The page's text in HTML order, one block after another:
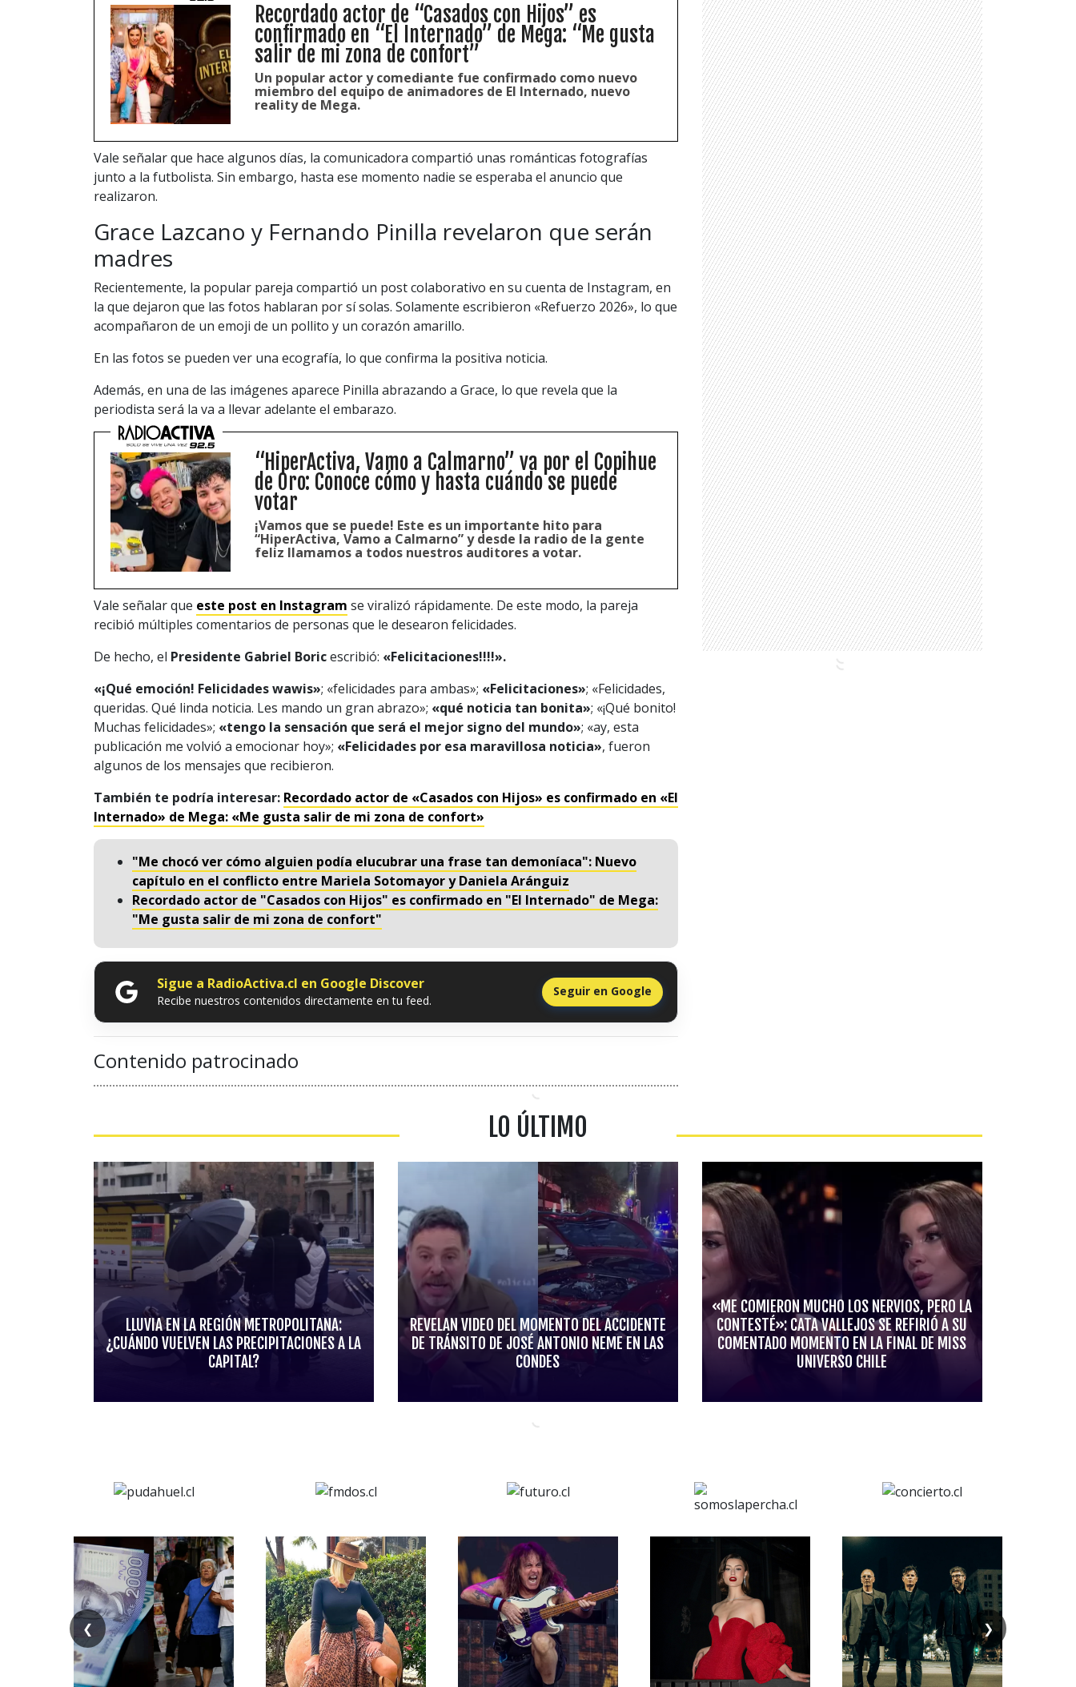
Recordado actor de “Casados con Hijos” es
confirmado en “El Internado” de Mega: “Me gusta
salir de mi zona de confort”
Un popular actor y comediante fue confirmado como nuevo
miembro del equipo de animadores de El Internado, nuevo
reality de Mega.
Vale señalar que hace algunos días, la comunicadora compartió unas románticas fotografías
junto a la futbolista. Sin embargo, hasta ese momento nadie se esperaba el anuncio que
realizaron.
Grace Lazcano y Fernando Pinilla revelaron que serán
madres
Recientemente, la popular pareja compartió un post colaborativo en su cuenta de Instagram, en
la que dejaron que las fotos hablaran por sí solas. Solamente escribieron «Refuerzo 2026», lo que
acompañaron de un emoji de un pollito y un corazón amarillo.
En las fotos se pueden ver una ecografía, lo que confirma la positiva noticia.
Además, en una de las imágenes aparece Pinilla abrazando a Grace, lo que revela que la
periodista será la va a llevar adelante el embarazo.
“HiperActiva, Vamo a Calmarno” va por el Copihue
de Oro: Conoce cómo y hasta cuándo se puede
votar
¡Vamos que se puede! Este es un importante hito para
“HiperActiva, Vamo a Calmarno” y desde la radio de la gente
feliz llamamos a todos nuestros auditores a votar.
Vale señalar que este post en Instagram se viralizó rápidamente. De este modo, la pareja
recibió múltiples comentarios de personas que le desearon felicidades.
De hecho, el Presidente Gabriel Boricescribió: «Felicitaciones!!!!».
«¡Qué emoción! Felicidades wawis»; «felicidades para ambas»; «Felicitaciones»; «Felicidades,
queridas. Qué linda noticia. Les mando un gran abrazo»; «qué noticia tan bonita»; «¡Qué bonito!
Muchas felicidades»; «tengo la sensación que será el mejor signo del mundo»; «ay, esta
publicación me volvió a emocionar hoy»; «Felicidades por esa maravillosa noticia», fueron
algunos de los mensajes que recibieron.
También te podría interesar: Recordado actor de «Casados con Hijos» es confirmado en «El
Internado» de Mega: «Me gusta salir de mi zona de confort»
"Me chocó ver cómo alguien podía elucubrar una frase tan demoníaca": Nuevo
capítulo en el conflicto entre Mariela Sotomayor y Daniela Aránguiz
Recordado actor de "Casados con Hijos" es confirmado en "El Internado" de Mega:
"Me gusta salir de mi zona de confort"
Sigue a RadioActiva.cl en Google Discover
Recibe nuestros contenidos directamente en tu feed.
Seguir en Google
Contenido patrocinado
LO ÚLTIMO
LLUVIA EN LA REGIÓN METROPOLITANA:
¿CUÁNDO VUELVEN LAS PRECIPITACIONES A LA
CAPITAL?
REVELAN VIDEO DEL MOMENTO DEL ACCIDENTE
DE TRÁNSITO DE JOSÉ ANTONIO NEME EN LAS
CONDES
«ME COMIERON MUCHO LOS NERVIOS, PERO LA
CONTESTÉ»: CATA VALLEJOS SE REFIRIÓ A SU
COMENTADO MOMENTO EN LA FINAL DE MISS
UNIVERSO CHILE
❮ ❯